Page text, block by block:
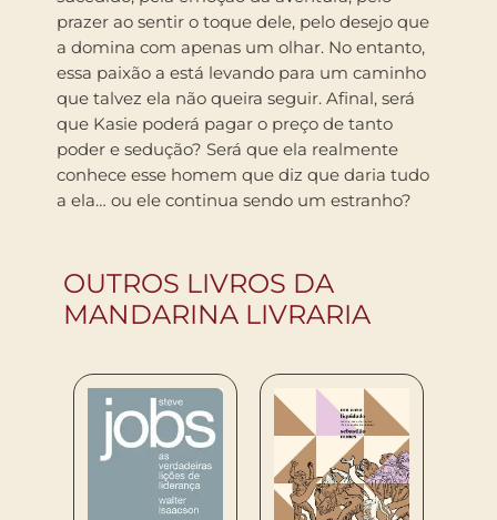
prazer ao sentir o toque dele, pelo desejo que
a domina com apenas um olhar. No entanto,
essa paixão a está levando para um caminho
que talvez ela não queira seguir. Afinal, será
que Kasie poderá pagar o preço de tanto
poder e sedução? Será que ela realmente
conhece esse homem que diz que daria tudo
a ela… ou ele continua sendo um estranho?
OUTROS LIVROS DA
MANDARINA LIVRARIA